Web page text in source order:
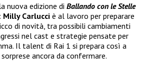
nuova edizione di Ballando con le Stelle
Milly Carlucci è al lavoro per preparare
di novità, tra possibili cambiamenti
nel cast e strategie pensate per
Il talent di Rai 1 si prepara così a
ancora da confermare.